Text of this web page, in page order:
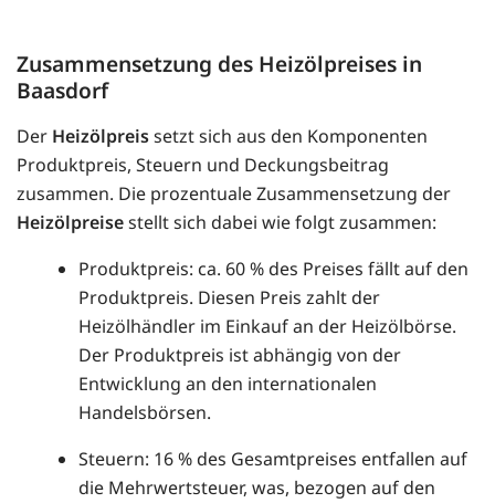
Zusammensetzung des Heizölpreises in
Baasdorf
Der Heizölpreissetzt sich aus den Komponenten
Produktpreis, Steuern und Deckungsbeitrag
zusammen. Die prozentuale Zusammensetzung der
Heizölpreisestellt sich dabei wie folgt zusammen:
Produktpreis: ca. 60 % des Preises fällt auf den
Produktpreis. Diesen Preis zahlt der
Heizölhändler im Einkauf an der Heizölbörse.
Der Produktpreis ist abhängig von der
Entwicklung an den internationalen
Handelsbörsen.
Steuern: 16 % des Gesamtpreises entfallen auf
die Mehrwertsteuer, was, bezogen auf den